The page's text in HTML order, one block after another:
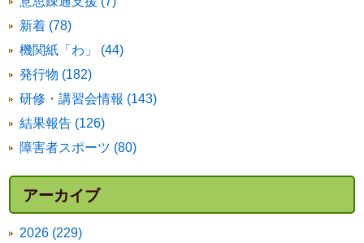
新着 (78)
機関紙「わ」 (44)
発行物 (182)
研修・講習会情報 (143)
結果報告 (126)
障害者スポーツ (80)
アーカイブ
2026 (229)